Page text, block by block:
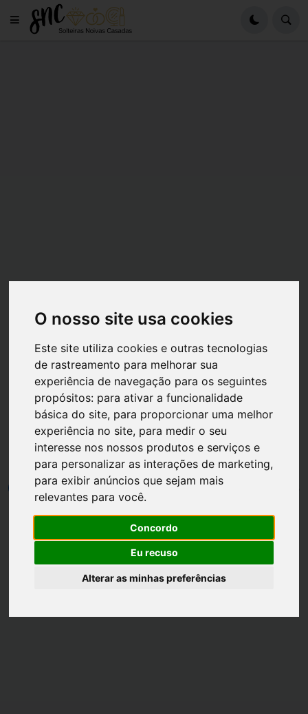
O nosso site usa cookies
Este site utiliza cookies e outras tecnologias
de rastreamento para melhorar sua
experiência de navegação para os seguintes
propósitos: para ativar a funcionalidade
básica do site, para proporcionar uma melhor
experiência no site, para medir o seu
interesse nos nossos produtos e serviços e
para personalizar as interações de marketing,
para exibir anúncios que sejam mais
relevantes para você.
Concordo
Eu recuso
Alterar as minhas preferências
DIY
Como não pensei nisso
antes? 23
por Luh Dantas • 23 novembro • 1 min leitura